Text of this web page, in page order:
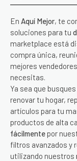
En Aquí Mejor, te
soluciones para tu
marketplace está
compra única,
mejores
necesitas.
Ya sea que
renovar tu hogar,
artículos para tu
productos de alta
fácilmente por
filtros avanzados y
utilizando nuestros